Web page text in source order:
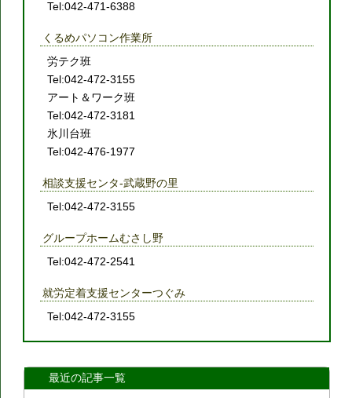
Tel:042-471-6388
くるめパソコン作業所
労テク班
Tel:042-472-3155
アート＆ワーク班
Tel:042-472-3181
氷川台班
Tel:042-476-1977
相談支援センタ-武蔵野の里
Tel:042-472-3155
グループホームむさし野
Tel:042-472-2541
就労定着支援センターつぐみ
Tel:042-472-3155
最近の記事一覧